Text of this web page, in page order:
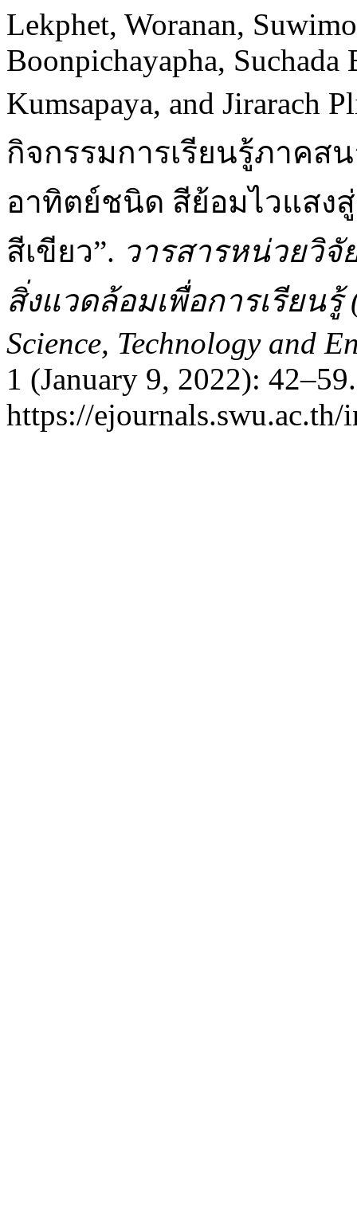
Lekphet, Woranan,
Boonpichayapha,
Kumsapaya, and
กิจกรรมการเรียนรู้ภาคส
อาทิตย์ชนิด สีย้อมไวแสง
สีเขียว”. วารสารหน่วยวิจั
สิ่งแวดล้อมเพื่อการเรียนรู้
Science, Technology and
1 (January 9, 2022):
https://